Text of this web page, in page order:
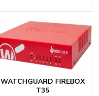
WATCHGUARD FIREBOX
T35